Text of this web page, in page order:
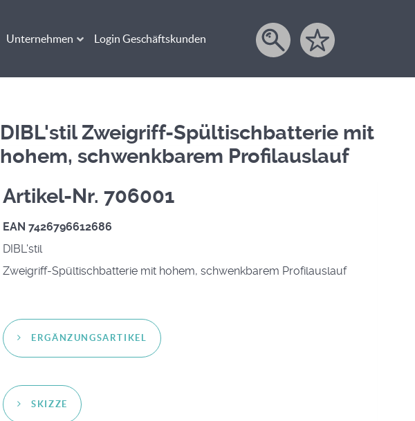
Unternehmen Login Geschäftskunden
DIBL'stil Zweigriff-Spültischbatterie mit
hohem, schwenkbarem Profilauslauf
Artikel-Nr. 706001
EAN 7426796612686
DIBL'stil
Zweigriff-Spültischbatterie mit hohem, schwenkbarem Profilauslauf
ERGÄNZUNGSARTIKEL
SKIZZE